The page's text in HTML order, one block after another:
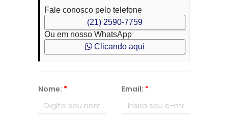
Fale conosco pelo telefone
(21) 2590-7759
Ou em nosso WhatsApp
Clicando aqui
Nome: * Email: *